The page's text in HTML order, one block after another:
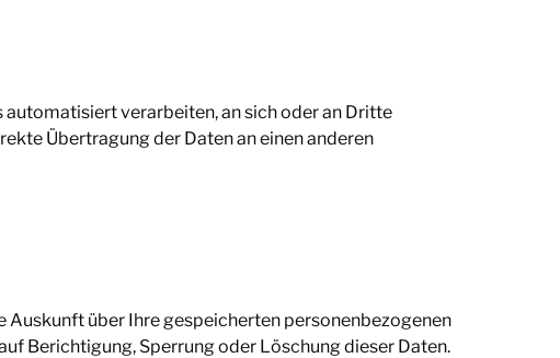
automatisiert verarbeiten, an sich oder an Dritte
Übertragung der Daten an einen anderen
Auskunft über Ihre gespeicherten personenbezogenen
Berichtigung, Sperrung oder Löschung dieser Daten.